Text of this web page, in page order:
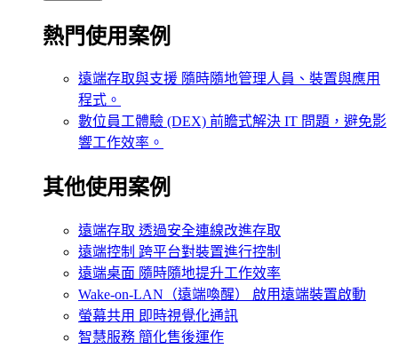
熱門使用案例
遠端存取與支援 隨時隨地管理人員、裝置與應用
程式。
數位員工體驗 (DEX) 前瞻式解決 IT 問題，避免影
響工作效率。
其他使用案例
遠端存取 透過安全連線改進存取
遠端控制 跨平台對裝置進行控制
遠端桌面 隨時隨地提升工作效率
Wake-on-LAN（遠端喚醒）
啟用遠端裝置啟動
螢幕共用 即時視覺化通訊
智慧服務 簡化售後運作